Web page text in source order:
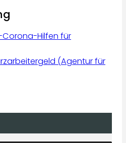
Hilfen für
(Agentur für